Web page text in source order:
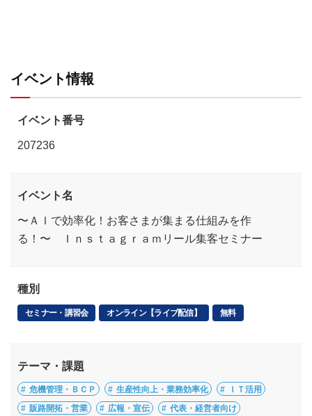
イベント情報
イベント番号
207236
イベント名
〜ＡＩで効率化！お客さまが集まる仕組みを作
る！〜 Ｉｎｓｔａｇｒａｍリール集客セミナー
種別
セミナー・講習会 オンライン【ライブ配信】 無料
テーマ・課題
危機管理・ＢＣＰ 生産性向上・業務効率化 ＩＴ活用
販路開拓・営業 広報・宣伝 代表・経営者向け